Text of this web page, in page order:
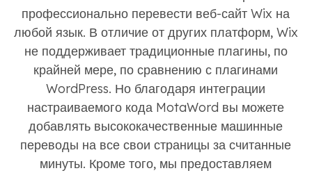
профессионально перевести веб-сайт Wix на
любой язык. В отличие от других платформ, Wix
не поддерживает традиционные плагины, по
крайней мере, по сравнению с плагинами
WordPress. Но благодаря интеграции
настраиваемого кода MotaWord вы можете
добавлять высококачественные машинные
переводы на все свои страницы за считанные
минуты. Кроме того, мы предоставляем